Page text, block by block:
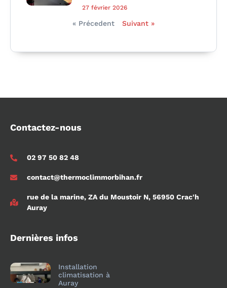
27 février 2026
« Précedent Suivant »
Contactez-nous
02 97 50 82 48
contact@thermoclimmorbihan.fr
rue de la marine, ZA du Moustoir N, 56950 Crac'h
Auray
Dernières infos
Installation
climatisation à
Auray